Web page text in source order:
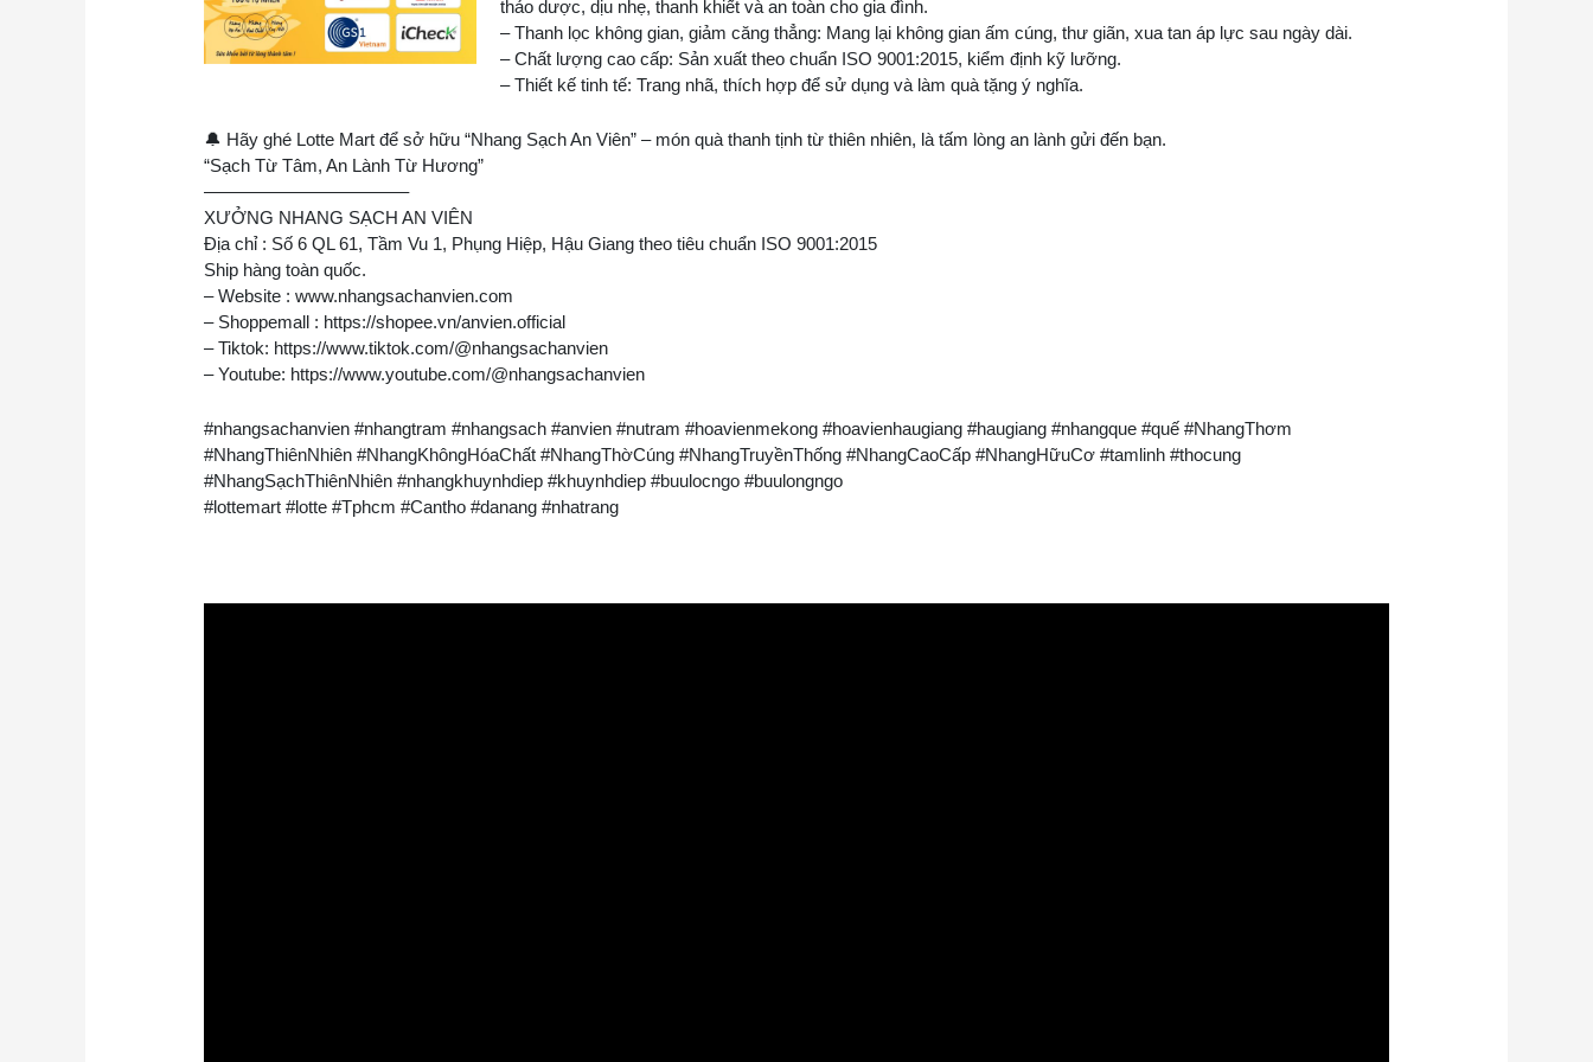
thảo dược, dịu nhẹ, thanh khiết và an toàn cho gia đình.
– Thanh lọc không gian, giảm căng thẳng: Mang lại không gian ấm cúng, thư giãn, xua tan áp lực sau ngày dài.
– Chất lượng cao cấp: Sản xuất theo chuẩn ISO 9001:2015, kiểm định kỹ lưỡng.
– Thiết kế tinh tế: Trang nhã, thích hợp để sử dụng và làm quà tặng ý nghĩa.
🔔 Hãy ghé Lotte Mart để sở hữu “Nhang Sạch An Viên” – món quà thanh tịnh từ thiên nhiên, là tấm lòng an lành gửi đến bạn.
“Sạch Từ Tâm, An Lành Từ Hương”
———————————–
XƯỞNG NHANG SẠCH AN VIÊN
Địa chỉ : Số 6 QL 61, Tầm Vu 1, Phụng Hiệp, Hậu Giang theo tiêu chuẩn ISO 9001:2015
Ship hàng toàn quốc.
– Website : www.nhangsachanvien.com
– Shoppemall : https://shopee.vn/anvien.official
– Tiktok: https://www.tiktok.com/@nhangsachanvien
– Youtube: https://www.youtube.com/@nhangsachanvien
#nhangsachanvien #nhangtram #nhangsach #anvien #nutram #hoavienmekong #hoavienhaugiang #haugiang #nhangque #quế #NhangThơm
#NhangThiênNhiên #NhangKhôngHóaChất #NhangThờCúng #NhangTruyềnThống #NhangCaoCấp #NhangHữuCơ #tamlinh #thocung
#NhangSạchThiênNhiên #nhangkhuynhdiep #khuynhdiep #buulocngo #buulongngo
#lottemart #lotte #Tphcm #Cantho #danang #nhatrang